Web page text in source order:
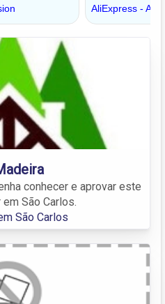
conhecer e aprovar este
São Carlos.
São Carlos